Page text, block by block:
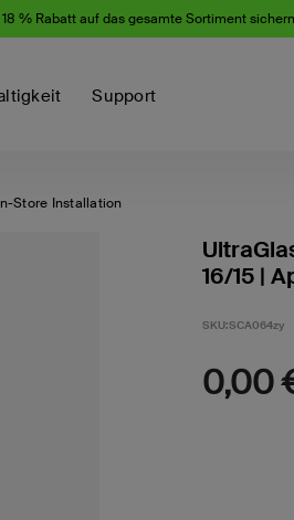
% Rabatt auf das gesamte Sortiment
Support
Store Installation
16/15 |
SKU:SCA064zy
0,00